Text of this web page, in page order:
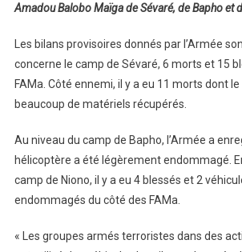
Amadou Balobo Maïga de Sévaré, de Bapho et
Les bilans provisoires donnés par l’Armée
concerne le camp de Sévaré, 6 morts et 15
FAMa. Côté ennemi, il y a eu 11 morts dont
beaucoup de matériels récupérés.
Au niveau du camp de Bapho, l’Armée a
hélicoptère a été légèrement endommagé.
camp de Niono, il y a eu 4 blessés et 2
endommagés du côté des FAMa.
« Les groupes armés terroristes dans des